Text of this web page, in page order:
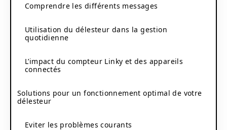
Comprendre les différents messages
Utilisation du délesteur dans la gestion
quotidienne
L’impact du compteur Linky et des appareils
connectés
Solutions pour un fonctionnement optimal de votre
délesteur
Eviter les problèmes courants